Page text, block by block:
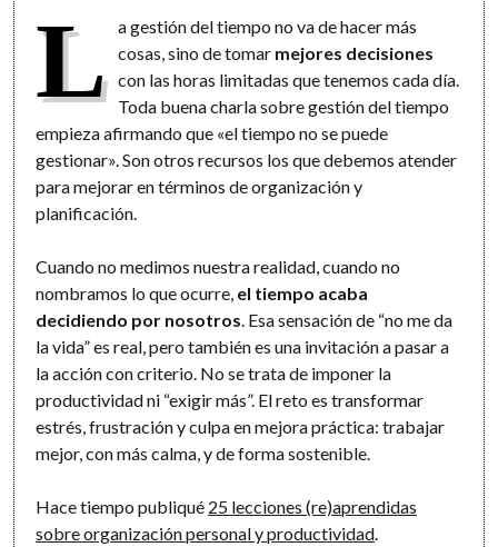
L a gestión del tiempo no va de hacer más
cosas, sino de tomar mejores decisiones
con las horas limitadas que tenemos cada día.
Toda buena charla sobre gestión del tiempo
empieza afirmando que «el tiempo no se puede
gestionar». Son otros recursos los que debemos atender
para mejorar en términos de organización y
planificación.
Cuando no medimos nuestra realidad, cuando no
nombramos lo que ocurre, el tiempo acaba
decidiendo por nosotros. Esa sensación de “no me da
la vida” es real, pero también es una invitación a pasar a
la acción con criterio. No se trata de imponer la
productividad ni “exigir más”. El reto es transformar
estrés, frustración y culpa en mejora práctica: trabajar
mejor, con más calma, y de forma sostenible.
Hace tiempo publiqué 25 lecciones (re)aprendidas
sobre organización personal y productividad.